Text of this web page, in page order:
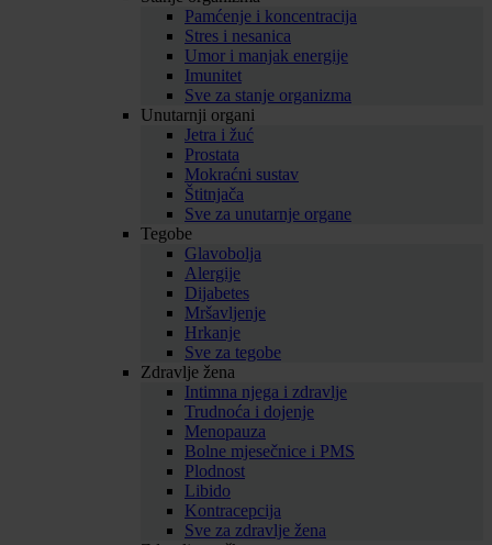
Pamćenje i koncentracija
Stres i nesanica
Umor i manjak energije
Imunitet
Sve za stanje organizma
Unutarnji organi
Jetra i žuć
Prostata
Mokraćni sustav
Štitnjača
Sve za unutarnje organe
Tegobe
Glavobolja
Alergije
Dijabetes
Mršavljenje
Hrkanje
Sve za tegobe
Zdravlje žena
Intimna njega i zdravlje
Trudnoća i dojenje
Menopauza
Bolne mjesečnice i PMS
Plodnost
Libido
Kontracepcija
Sve za zdravlje žena